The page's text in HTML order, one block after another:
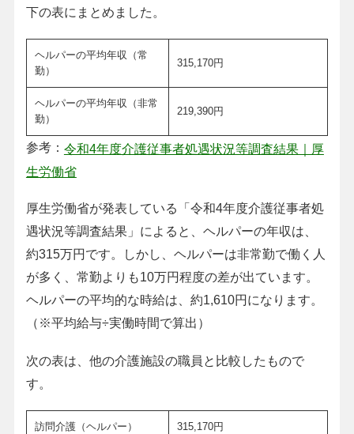
下の表にまとめました。
ヘルパーの平均年収（常
勤）
315,170円
ヘルパーの平均年収（非常
勤）
219,390円
参考： 令和4年度介護従事者処遇状況等調査結果｜厚
生労働省
厚生労働省が発表している「令和4年度介護従事者処
遇状況等調査結果」によると、ヘルパーの年収は、
約315万円です。しかし、ヘルパーは非常勤で働く人
が多く、常勤よりも10万円程度の差が出ています。
ヘルパーの平均的な時給は、約1,610円になります。
（※平均給与÷実働時間で算出）
次の表は、他の介護施設の職員と比較したもので
す。
訪問介護（ヘルパー） 315,170円